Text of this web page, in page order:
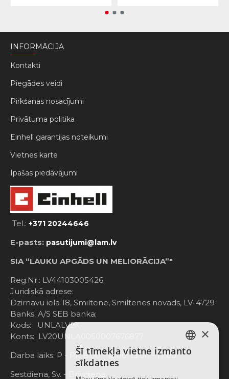
INFORMĀCIJA
Kontakti
Piegādes veidi
Pirkšanas nosacījumi
Privātuma politika
Einhell garantijas noteikumi
Vietnes karte
Ipašas piedāvājumi
Tel.: +371 20244646
E-pasts: pasutijumi@lam.lv
SIA “LAUKU APGĀDS UN MELIORĀCIJA”"
Reg.Nr.: LV44103005426
Juridiskā adrese:
Dzirnavu iela 18, Smiltene, Smiltenes novads, LV-4729
Banks: A/S SEB banka;
Kods: UNLALV2X
Konts: LV20UNLA0050007676877
Darba laiks: P - Pk. 8:00 - 12:00; 13:00 - 17:00
Sestdiena, Sv. - Brīvdiena
LATVIAN
×
Šī tīmekļa vietne izmanto
sīkdatnes